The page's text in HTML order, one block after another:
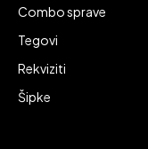
Combo sprave
Tegovi
Rekviziti
Šipke